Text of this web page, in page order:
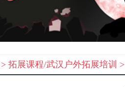
> 拓展课程/武汉户外拓展培训 >